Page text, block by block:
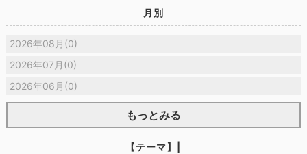
月別
2026年08月(0)
2026年07月(0)
2026年06月(0)
もっとみる
【テーマ】|